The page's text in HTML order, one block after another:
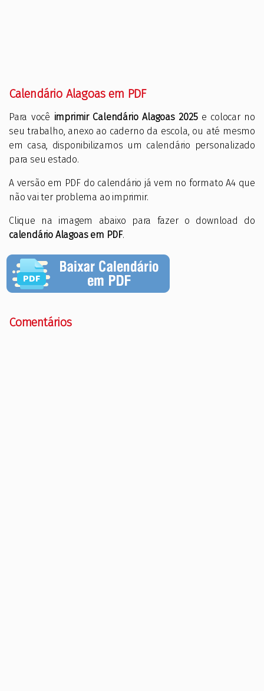
Calendário Alagoas em PDF
Para você imprimir Calendário Alagoas 2025e colocar no
seu trabalho, anexo ao caderno da escola, ou até mesmo
em casa, disponibilizamos um calendário personalizado
para seu estado.
A versão em PDF do calendário já vem no formato A4 que
não vai ter problema ao imprimir.
Clique na imagem abaixo para fazer o download do
calendário Alagoas em PDF.
Comentários